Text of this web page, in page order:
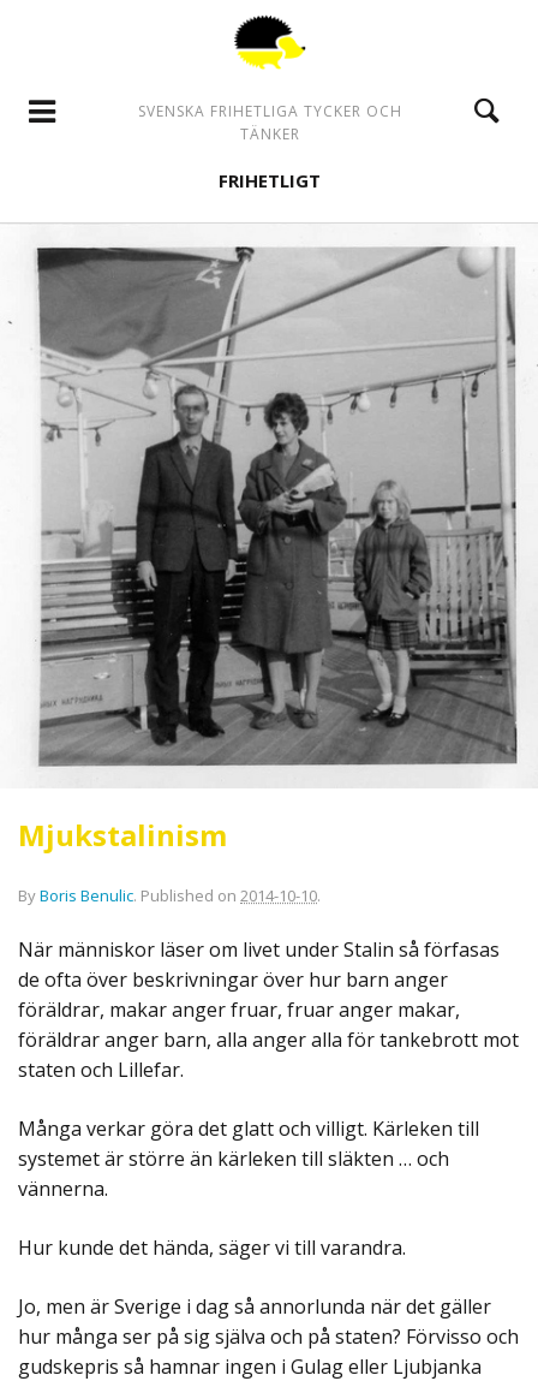
SVENSKA FRIHETLIGA TYCKER OCH
TÄNKER
FRIHETLIGT
Mjukstalinism
ByBoris Benulic. Published on 2014-10-10.
När människor läser om livet under Stalin så förfasas
de ofta över beskrivningar över hur barn anger
föräldrar, makar anger fruar, fruar anger makar,
föräldrar anger barn, alla anger alla för tankebrott mot
staten och Lillefar.
Många verkar göra det glatt och villigt. Kärleken till
systemet är större än kärleken till släkten … och
vännerna.
Hur kunde det hända, säger vi till varandra.
Jo, men är Sverige i dag så annorlunda när det gäller
hur många ser på sig själva och på staten? Förvisso och
gudskepris så hamnar ingen i Gulag eller Ljubjanka